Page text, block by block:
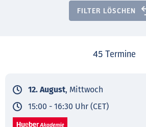
FILTER LÖSCHEN
45 Termine
12. August, Mittwoch
15:00 - 16:30 Uhr (CET)